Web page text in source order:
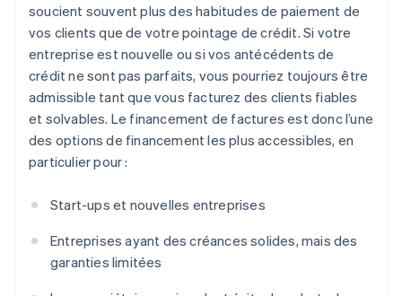
soucient souvent plus des habitudes de paiement de
vos clients que de votre pointage de crédit. Si votre
entreprise est nouvelle ou si vos antécédents de
crédit ne sont pas parfaits, vous pourriez toujours être
admissible tant que vous facturez des clients fiables
et solvables. Le financement de factures est donc l’une
des options de financement les plus accessibles, en
particulier pour :
Start-ups et nouvelles entreprises
Entreprises ayant des créances solides, mais des
garanties limitées